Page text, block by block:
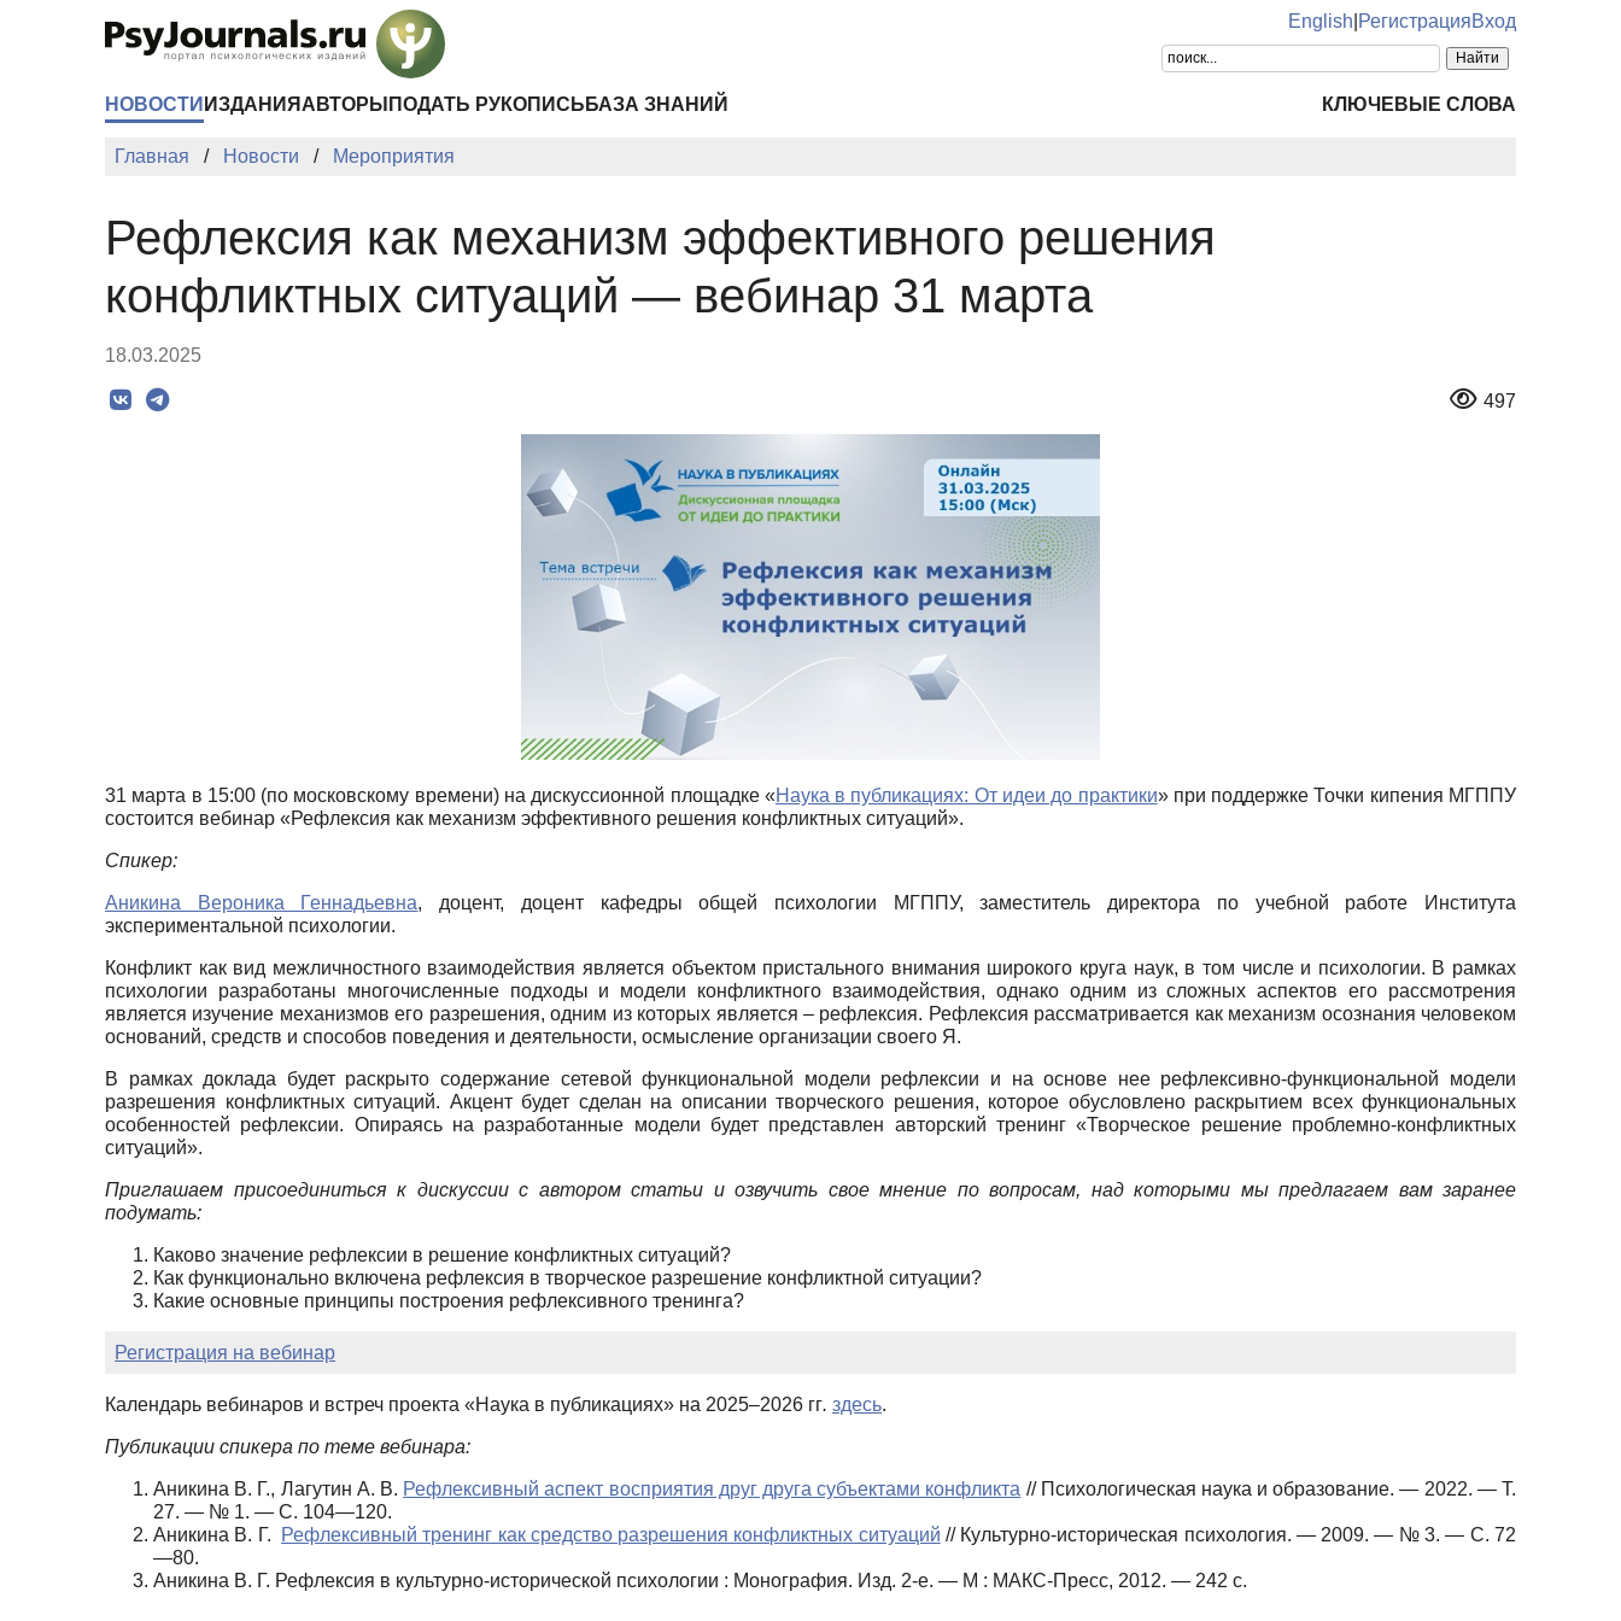
English РегистрацияВход
НОВОСТИ ИЗДАНИЯ АВТОРЫ ПОДАТЬ РУКОПИСЬ БАЗА ЗНАНИЙ КЛЮЧЕВЫЕ СЛОВА
Главная Новости Мероприятия
Рефлексия как механизм эффективного решения
конфликтных ситуаций — вебинар 31 марта
18.03.2025
497
31 марта в 15:00 (по московскому времени) на дискуссионной площадке «Наука в публикациях: От идеи до практики» при поддержке Точки кипения МГППУ
состоится вебинар «Рефлексия как механизм эффективного решения конфликтных ситуаций».
Спикер:
Аникина Вероника Геннадьевна, доцент, доцент кафедры общей психологии МГППУ, заместитель директора по учебной работе Института
экспериментальной психологии.
Конфликт как вид межличностного взаимодействия является объектом пристального внимания широкого круга наук, в том числе и психологии. В рамках
психологии разработаны многочисленные подходы и модели конфликтного взаимодействия, однако одним из сложных аспектов его рассмотрения
является изучение механизмов его разрешения, одним из которых является – рефлексия. Рефлексия рассматривается как механизм осознания человеком
оснований, средств и способов поведения и деятельности, осмысление организации своего Я.
В рамках доклада будет раскрыто содержание сетевой функциональной модели рефлексии и на основе нее рефлексивно-функциональной модели
разрешения конфликтных ситуаций. Акцент будет сделан на описании творческого решения, которое обусловлено раскрытием всех функциональных
особенностей рефлексии. Опираясь на разработанные модели будет представлен авторский тренинг «Творческое решение проблемно-конфликтных
ситуаций».
Приглашаем присоединиться к дискуссии с автором статьи и озвучить свое мнение по вопросам, над которыми мы предлагаем вам заранее
подумать:
Каково значение рефлексии в решение конфликтных ситуаций?
Как функционально включена рефлексия в творческое разрешение конфликтной ситуации?
Какие основные принципы построения рефлексивного тренинга?
Регистрация на вебинар
Календарь вебинаров и встреч проекта «Наука в публикациях» на 2025–2026 гг. здесь.
Публикации спикера по теме вебинара:
Аникина В. Г., Лагутин А. В. Рефлексивный аспект восприятия друг друга субъектами конфликта // Психологическая наука и образование.— 2022. —Т.
27. — № 1. — С. 104—120.
Аникина В. Г.
Рефлексивный тренинг как средство разрешения конфликтных ситуаций // Культурно-историческая психология. —2009.— № 3.— С. 72
—80.
Аникина В. Г. Рефлексия в культурно-исторической психологии : Монография. Изд. 2-е. — М : МАКС-Пресс, 2012. — 242 с.